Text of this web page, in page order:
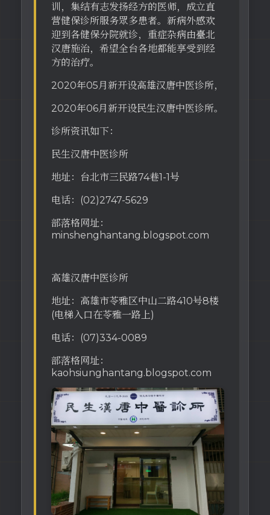
训，集结有志发扬经方的医师，成立直
营健保诊所服务眾多患者。新病外感欢
迎到各健保分院就诊，重症杂病由臺北
汉唐施治，希望全台各地都能享受到经
方的治疗。
2020年05月新开设高雄汉唐中医诊所，
2020年06月新开设民生汉唐中医诊所。
诊所资讯如下：
民生汉唐中医诊所
地址：台北市三民路74巷1-1号
电话：(02)2747-5629
部落格网址：
minshenghantang.blogspot.com
高雄汉唐中医诊所
地址：高雄市苓雅区中山二路410号8楼
(电梯入口在苓雅一路上)
电话：(07)334-0089
部落格网址：
kaohsiunghantang.blogspot.com